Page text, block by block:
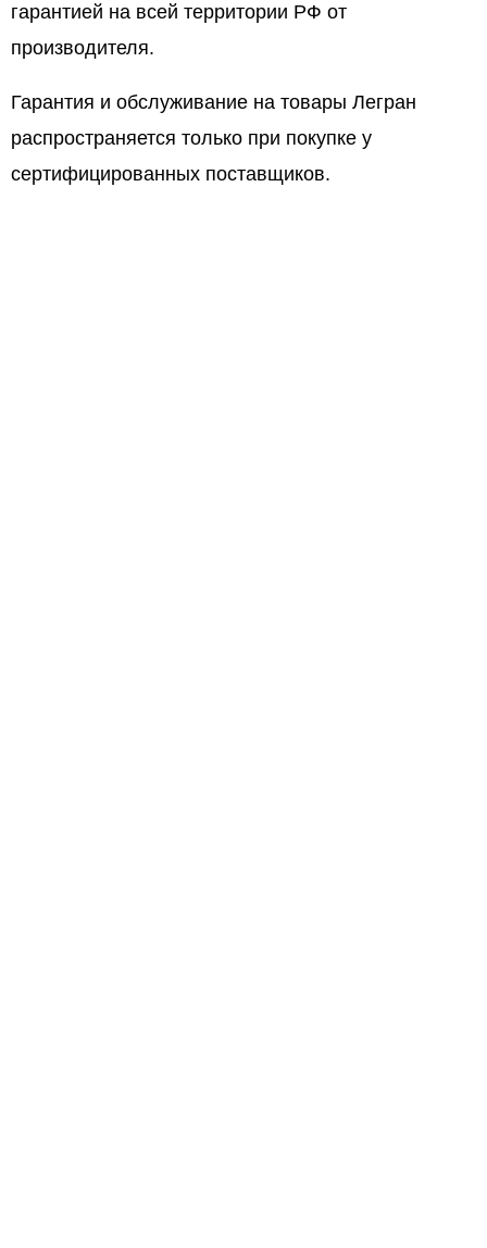
гарантией на всей территории РФ от
производителя.
Гарантия и обслуживание на товары Легран
распространяется только при покупке у
сертифицированных поставщиков.